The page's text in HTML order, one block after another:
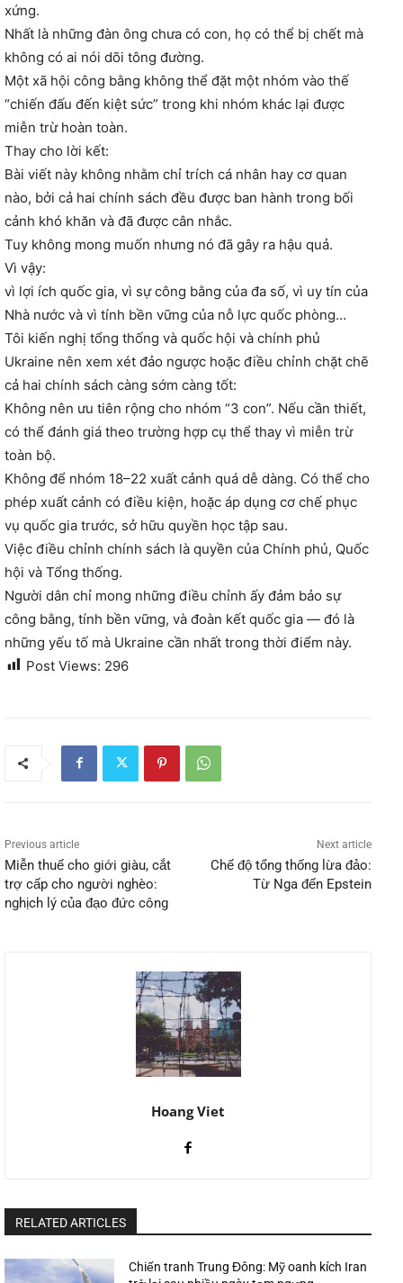
xứng.
Nhất là những đàn ông chưa có con, họ có thể bị chết mà
không có ai nói dõi tông đường.
Một xã hội công bằng không thể đặt một nhóm vào thế
“chiến đấu đến kiệt sức” trong khi nhóm khác lại được
miễn trừ hoàn toàn.
Thay cho lời kết:
Bài viết này không nhằm chỉ trích cá nhân hay cơ quan
nào, bởi cả hai chính sách đều được ban hành trong bối
cảnh khó khăn và đã được cân nhắc.
Tuy không mong muốn nhưng nó đã gây ra hậu quả.
Vì vậy:
vì lợi ích quốc gia, vì sự công bằng của đa số, vì uy tín của
Nhà nước và vì tính bền vững của nỗ lực quốc phòng…
Tôi kiến nghị tổng thống và quốc hội và chính phủ
Ukraine nên xem xét đảo ngược hoặc điều chỉnh chặt chẽ
cả hai chính sách càng sớm càng tốt:
Không nên ưu tiên rộng cho nhóm “3 con”. Nếu cần thiết,
có thể đánh giá theo trường hợp cụ thể thay vì miễn trừ
toàn bộ.
Không để nhóm 18–22 xuất cảnh quá dễ dàng. Có thể cho
phép xuất cảnh có điều kiện, hoặc áp dụng cơ chế phục
vụ quốc gia trước, sở hữu quyền học tập sau.
Việc điều chỉnh chính sách là quyền của Chính phủ, Quốc
hội và Tổng thống.
Người dân chỉ mong những điều chỉnh ấy đảm bảo sự
công bằng, tính bền vững, và đoàn kết quốc gia — đó là
những yếu tố mà Ukraine cần nhất trong thời điểm này.
Post Views: 296
Previous article
Miễn thuế cho giới giàu, cắt
trợ cấp cho người nghèo:
nghịch lý của đạo đức công
Next article
Chế độ tổng thống lừa đảo:
Từ Nga đến Epstein
Hoang Viet
RELATED ARTICLES
Chiến tranh Trung Đông: Mỹ oanh kích Iran